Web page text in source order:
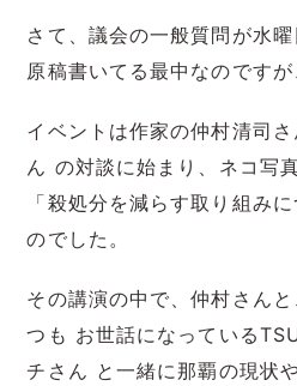
さて、議会の一般質問が水
原稿書いてる最中なのですが
イベントは作家の仲村清司
ん の対談に始まり、ネコ写
「殺処分を減らす取り組み
のでした。
その講演の中で、仲村さん
つも お世話になっている
チさん と一緒に那覇の現状